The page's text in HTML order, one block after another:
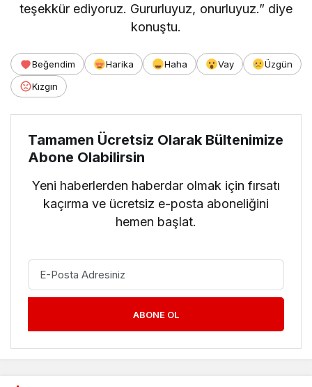
teşekkür ediyoruz. Gururluyuz, onurluyuz.” diye
konuştu.
Beğendim Harika Haha Vay
Üzgün
Kızgın
Tamamen Ücretsiz Olarak Bültenimize
Abone Olabilirsin
Yeni haberlerden haberdar olmak için fırsatı
kaçırma ve ücretsiz e-posta aboneliğini
hemen başlat.
ABONE OL